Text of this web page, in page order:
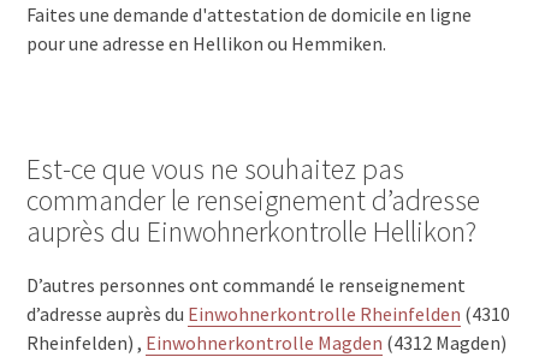
Faites une demande d'attestation de domicile en ligne
pour une adresse en Hellikon ou Hemmiken.
Est-ce que vous ne souhaitez pas
commander le renseignement d’adresse
auprès du Einwohnerkontrolle Hellikon?
D’autres personnes ont commandé le renseignement
d’adresse auprès du Einwohnerkontrolle Rheinfelden (4310
Rheinfelden) , Einwohnerkontrolle Magden (4312 Magden)